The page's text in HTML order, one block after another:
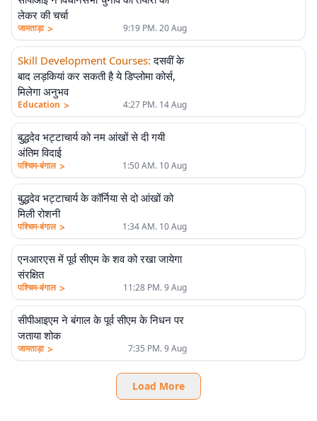
लेकर की चर्चा
जामताड़ा > 9:19 PM. 20 Aug
Skill Development Courses: दसवीं के
बाद लड़कियां कर सकती है ये डिप्लोमा कोर्स,
मिलेगा अनुभव
Education > 4:27 PM. 14 Aug
बुद्धदेव भट्टाचार्य को नम आंखों से दी गयी
अंतिम विदाई
पश्चिम-बंगाल > 1:50 AM. 10 Aug
बुद्धदेव भट्टाचार्य के कॉर्निया से दो आंखों को
मिली रोशनी
पश्चिम-बंगाल > 1:34 AM. 10 Aug
एनआरएस में पूर्व सीएम के शव को रखा जायेगा
संरक्षित
पश्चिम-बंगाल > 11:28 PM. 9 Aug
सीपीआइएम ने बंगाल के पूर्व सीएम के निधन पर
जताया शोक
जामताड़ा > 7:35 PM. 9 Aug
Load More